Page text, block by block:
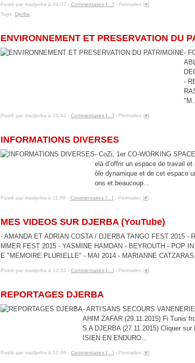
Posté par madjerba à 01:07 - Commentaires [ ] - Permalien [#]
Tags: Djerba
ENVIRONNEMENT ET PRESERVATION DU
-
-
Posté par madjerba à 10:42 - Commentaires [ ] - Permalien [#]
INFORMATIONS DIVERSES
- CoZi, 1er CO-WORKING
elà d’offrir un espace de travail
ôle dynamique et de cet espace
ons et beaucoup...
Posté par madjerba à 11:59 - Commentaires [ ] - Permalien [#]
MES VIDEOS SUR DJERBA (YouTube)
- AMANDA ET ADRIAN COSTA / DJERBA TANGO FEST 2015 -
MMER FEST 2015 - YASMINE HAMDAN - BEYROUTH - POP
E "MEMOIRE PLURIELLE" - MAI 2014 - MARIANNE
Posté par madjerba à 12:32 - Commentaires [ ] - Permalien [#]
REPORTAGES DJERBA
- ARTI'SANS SECOURS
AHIM ZAFAR (29.11.2015) Fi Tunis
S A DJERBA (27.11.2015) Cliquer
ISIEN EN ENDURO...
Posté par madjerba à 10:06 - Commentaires [ ] - Permalien [#]